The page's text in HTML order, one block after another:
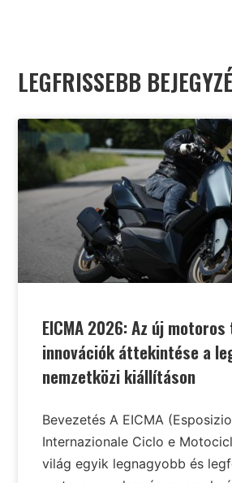
LEGFRISSEBB
EICMA 2026: Az új
innovációk áttekintése a
nemzetközi kiállításon
Bevezetés A EICMA
Internazionale Ciclo e
világ egyik legnagyobb és